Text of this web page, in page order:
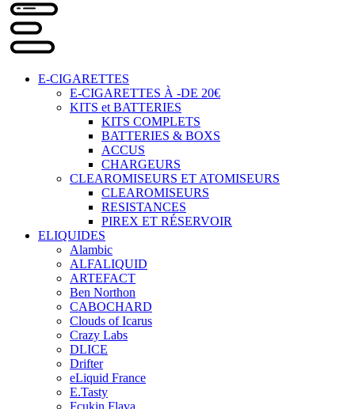
E-CIGARETTES
E-CIGARETTES À -DE 20€
KITS et BATTERIES
KITS COMPLETS
BATTERIES & BOXS
ACCUS
CHARGEURS
CLEAROMISEURS ET ATOMISEURS
CLEAROMISEURS
RESISTANCES
PIREX ET RÉSERVOIR
ELIQUIDES
Alambic
ALFALIQUID
ARTEFACT
Ben Northon
CABOCHARD
Clouds of Icarus
Crazy Labs
DLICE
Drifter
eLiquid France
E.Tasty
Fcukin Flava